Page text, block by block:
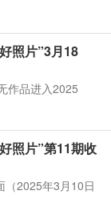
照片”3月18
作品进入2025
照片”第11期收
（2025年3月10日